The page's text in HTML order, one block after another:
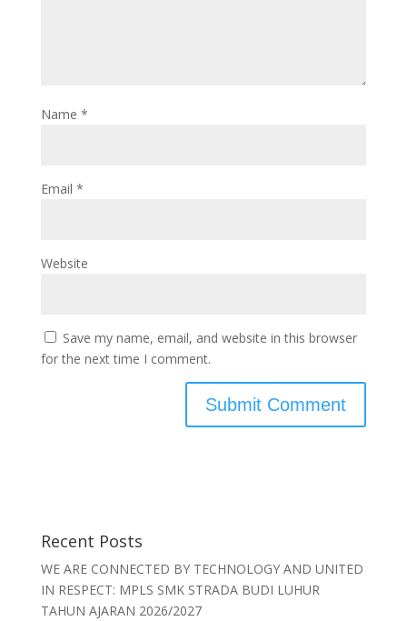
Name *
Email *
Website
Save my name, email, and website in this browser
for the next time I comment.
Recent Posts
WE ARE CONNECTED BY TECHNOLOGY AND UNITED
IN RESPECT: MPLS SMK STRADA BUDI LUHUR
TAHUN AJARAN 2026/2027